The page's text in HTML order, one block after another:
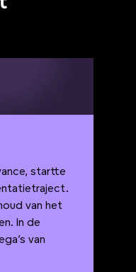
startte
van het
In de
van